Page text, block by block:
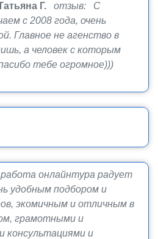
Г.
отзыв: С
с 2008 года, очень
Главное не агенство в
а человек с которым
тебе огромное)))
онлайнтура радует
удобным подбором и
экомичным и отличным в
грамотными и
консультациями и